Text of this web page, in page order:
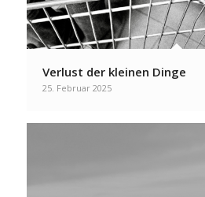
Verlust der kleinen Dinge
25. Februar 2025